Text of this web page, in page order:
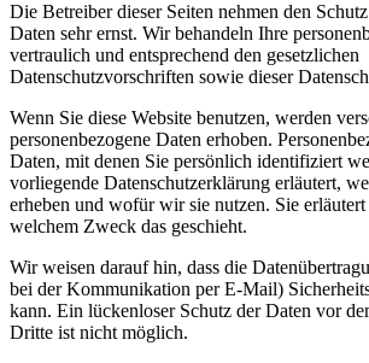
Die Betreiber dieser Seiten nehmen den
Daten sehr ernst. Wir behandeln Ihre
vertraulich und entsprechend den gesetzlichen
Datenschutzvorschriften sowie dieser
Wenn Sie diese Website benutzen, werden
personenbezogene Daten erhoben.
Daten, mit denen Sie persönlich identifiziert
vorliegende Datenschutzerklärung erläutert,
erheben und wofür wir sie nutzen. Sie
welchem Zweck das geschieht.
Wir weisen darauf hin, dass die
bei der Kommunikation per E-Mail)
kann. Ein lückenloser Schutz der Daten vor
Dritte ist nicht möglich.